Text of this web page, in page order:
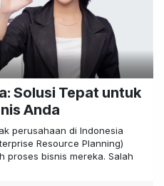
Solusi Tepat untuk
Anda
perusahaan di Indonesia
Resource Planning)
proses bisnis mereka. Salah